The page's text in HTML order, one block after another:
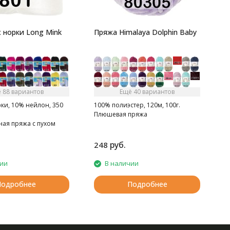
Long Mink
88 вариантов
10% нейлон, 350
пряжа с пухом
Пряжа Himalaya Dolphin Baby
Ещё 40 вариантов
100% полиэстер, 120м, 100г.
Плюшевая пряжа
248 руб.
В наличии
Подробнее